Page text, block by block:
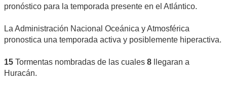
pronóstico para la temporada presente en el Atlántico.
La Administración Nacional Oceánica y Atmosférica
pronostica una temporada activa y posiblemente hiperactiva.
15 Tormentas nombradas de las cuales 8 llegaran a
Huracán.